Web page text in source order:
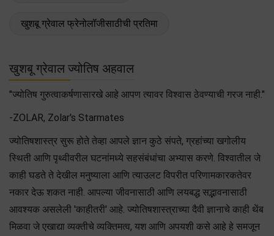
खुशबू ग्रेवाल फ्रेनोलॉजीसाठीची प्रतिमा
खुशबू ग्रेवाल ज्योतिष अहवाल
"ज्योतिष गुरुत्वाकर्षणासारखे आहे आपण त्यावर विश्वास ठेवण्याची गरज नाही."
-ZOLAR, Zolar's Starmates
ज्योतिषशास्त्र सुरू होते तेव्हा आपले ज्ञान कुठे संपते, ग्रहांच्या खगोलीय
स्थिती आणि पृथ्वीवरील घटनांमध्ये सहसंबंधांचा अभ्यास करणे. विश्वातील जे
काही घडते ते देखील मनुष्याला आणि त्याउलट विपरीत परिणामकारकतेवर
नकार देऊ शकत नाही. आपल्या जीवनासाठी आणि लयबद्ध सद्भावनासाठी
आवश्यक असलेली 'काहीतरी' आहे. ज्योतिषशास्त्राच्या दैवी ज्ञानाचे काही थेंब
मिळवा जे एखाद्या व्यक्तीचे व्यक्तिमत्व, यश आणि अपयशी कसे आहे हे समजून